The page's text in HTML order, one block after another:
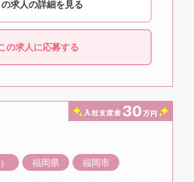
の求人の詳細を見る
の求人に応募する
福岡県 福岡市